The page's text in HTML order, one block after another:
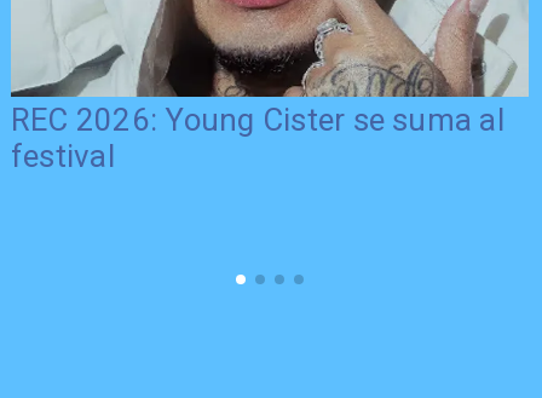
REC 2026: Young Cister se suma al
festival